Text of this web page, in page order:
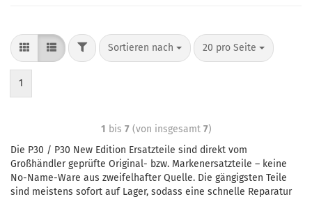
Sortieren nach 20 pro Seite
1
1 bis 7(von insgesamt 7)
Die P30 / P30 New Edition Ersatzteile sind direkt vom
Großhändler geprüfte Original- bzw. Markenersatzteile – keine
No-Name-Ware aus zweifelhafter Quelle. Die gängigsten Teile
sind meistens sofort auf Lager, sodass eine schnelle Reparatur